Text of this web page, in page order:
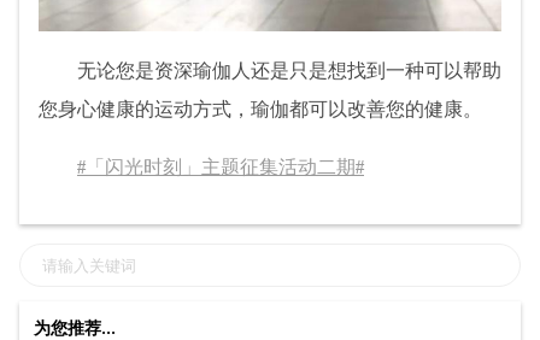
无论您是资深瑜伽人还是只是想找到一种可以帮助
您身心健康的运动方式，瑜伽都可以改善您的健康。
#「闪光时刻」主题征集活动二期#
为您推荐...